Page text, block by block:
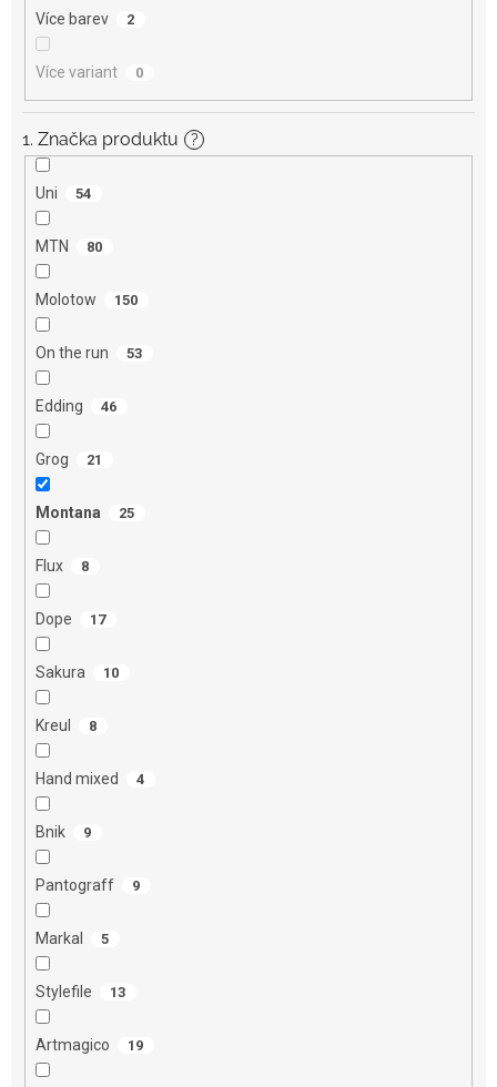
Více barev 2
Více variant 0
1. Značka produktu ?
Uni 54
MTN 80
Molotow 150
On the run 53
Edding 46
Grog 21
Montana 25
Flux 8
Dope 17
Sakura 10
Kreul 8
Hand mixed 4
Bnik 9
Pantograff 9
Markal 5
Stylefile 13
Artmagico 19